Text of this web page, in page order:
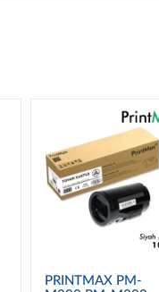
PRINTMAX PM-